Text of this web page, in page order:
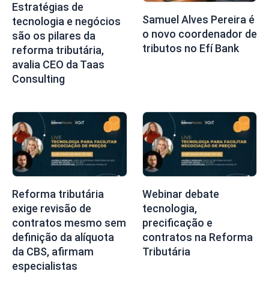
Estratégias de
tecnologia e negócios
são os pilares da
reforma tributária,
avalia CEO da Taas
Consulting
Samuel Alves Pereira é
o novo coordenador de
tributos no Efí Bank
Reforma tributária
exige revisão de
contratos mesmo sem
definição da alíquota
da CBS, afirmam
especialistas
Webinar debate
tecnologia,
precificação e
contratos na Reforma
Tributária